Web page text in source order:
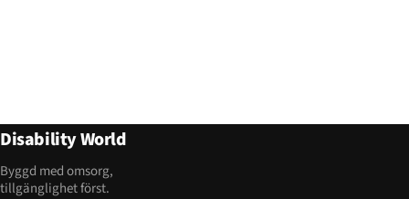
Disability World
Byggd med omsorg,
tillgänglighet först.